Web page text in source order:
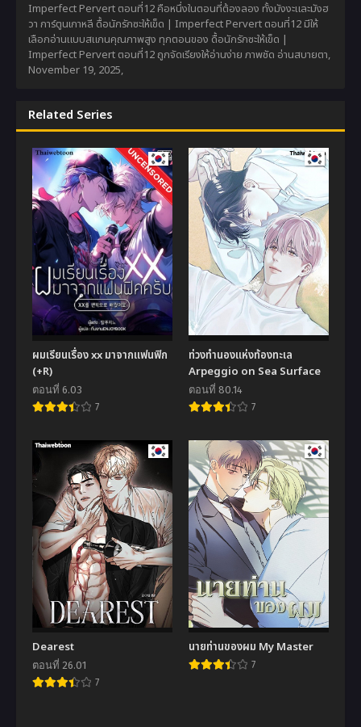
Imperfect Pervert ตอนที่12 คือหนึ่งในตอนที่ต้องลอง ทั้งมังงะและมังฮ
วา การ์ตูนเกาหลี ดื้อนักรักซะให้เข็ด | Imperfect Pervert ตอนที่12 มีให้
เลือกอ่านแบบสแกนคุณภาพสูง ทุกตอนของ ดื้อนักรักซะให้เข็ด |
Imperfect Pervert ตอนที่12 ถูกจัดเรียงให้อ่านง่าย ภาพชัด อ่านสบายตา,
November 19, 2025,
Related Series
ผมเรียนเรื่อง xx มาจากแฟนฟิก
(+R)
ตอนที่ 6.03
7
ท่วงทำนองแห่งท้องทะเล
Arpeggio on Sea Surface
ตอนที่ 80.14
7
Dearest
ตอนที่ 26.01
7
นายท่านของผม My Master
7